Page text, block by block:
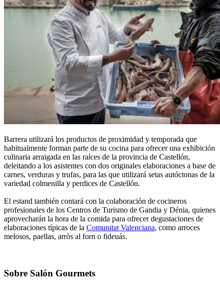
Barrera utilizará los productos de proximidad y temporada que
habitualmente forman parte de su cocina para ofrecer una exhibición
culinaria arraigada en las raíces de la provincia de Castellón,
deleitando a los asistentes con dos originales elaboraciones a base de
carnes, verduras y trufas, para las que utilizará setas autóctonas de la
variedad colmenilla y perdices de Castellón.
El estand también contará con la colaboración de cocineros
profesionales de los Centros de Turismo de Gandia y Dénia, quienes
aprovecharán la hora de la comida para ofrecer degustaciones de
elaboraciones típicas de la Comunitat Valenciana, como arroces
melosos, paellas, arròs al forn o fideuás.
Sobre Salón Gourmets